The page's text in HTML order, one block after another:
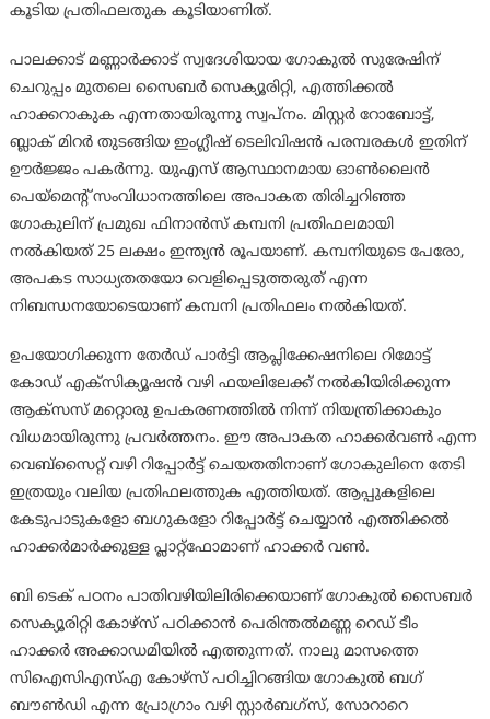
കൂടിയ പ്രതിഫലതുക കൂടിയാണിത്.
പാലക്കാട് മണ്ണാര്‍ക്കാട് സ്വദേശിയായ ഗോകുല്‍ സുരേഷിന്
ചെറുപ്പം മുതലെ സൈബര്‍ സെക്യൂരിറ്റി, എത്തിക്കല്‍
ഹാക്കറാകുക എന്നതായിരുന്നു സ്വപ്നം. മിസ്റ്റര്‍ റോബോട്ട്,
ബ്ലാക് മിറര്‍ തുടങ്ങിയ ഇംഗ്ലീഷ് ടെലിവിഷന്‍ പരമ്പരകള്‍ ഇതിന്
ഊര്‍ജ്ജം പകര്‍ന്നു. യുഎസ് ആസ്ഥാനമായ ഓണ്‍ലൈന്‍
പെയ്‌മെന്റ് സംവിധാനത്തിലെ അപാകത തിരിച്ചറിഞ്ഞ
ഗോകുലിന് പ്രമുഖ ഫിനാന്‍സ് കമ്പനി പ്രതിഫലമായി
നല്‍കിയത് 25 ലക്ഷം ഇന്ത്യന്‍ രൂപയാണ്. കമ്പനിയുടെ പേരോ,
അപകട സാധ്യതതയോ വെളിപ്പെടുത്തരുത് എന്ന
നിബന്ധനയോടെയാണ് കമ്പനി പ്രതിഫലം നല്‍കിയത്.
ഉപയോഗിക്കുന്ന തേര്‍ഡ് പാര്‍ട്ടി ആപ്ലിക്കേഷനിലെ റിമോട്ട്
കോഡ് എക്‌സിക്യൂഷന്‍ വഴി ഫയലിലേക്ക് നല്‍കിയിരിക്കുന്ന
ആക്‌സസ് മറ്റൊരു ഉപകരണത്തില്‍ നിന്ന് നിയന്ത്രിക്കാകും
വിധമായിരുന്നു പ്രവര്‍ത്തനം. ഈ അപാകത ഹാക്കര്‍വണ്‍ എന്ന
വെബ്‌സൈറ്റ് വഴി റിപ്പോര്‍ട്ട് ചെയതതിനാണ് ഗോകുലിനെ തേടി
ഇത്രയും വലിയ പ്രതിഫലത്തുക എത്തിയത്. ആപ്പുകളിലെ
കേടുപാടുകളോ ബഗുകളോ റിപ്പോര്‍ട്ട് ചെയ്യാന്‍ എത്തിക്കല്‍
ഹാക്കര്‍മാര്‍ക്കുള്ള പ്ലാറ്റ്‌ഫോമാണ് ഹാക്കര്‍ വണ്‍.
ബി ടെക് പഠനം പാതിവഴിയിലിരിക്കെയാണ് ഗോകുല്‍ സൈബര്‍
സെക്യൂരിറ്റി കോഴ്‌സ് പഠിക്കാന്‍ പെരിന്തല്‍മണ്ണ റെഡ് ടീം
ഹാക്കര്‍ അക്കാഡമിയില്‍ എത്തുന്നത്. നാലു മാസത്തെ
സിഐസിഎസ്എ കോഴ്‌സ് പഠിച്ചിറങ്ങിയ ഗോകുല്‍ ബഗ്
ബൗണ്‍ഡി എന്ന പ്രോഗ്രാം വഴി സ്റ്റാര്‍ബഗ്‌സ്, സോറാറെ